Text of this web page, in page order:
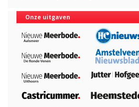
Onze uitgaven